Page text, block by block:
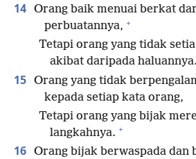
14 Orang baik menuai berkat
perbuatannya, +
Tetapi orang yang tidak
akibat daripada haluannya.
15 Orang yang tidak
kepada setiap kata orang,
Tetapi orang yang bijak
langkahnya. +
16 Orang bijak berwaspada dan